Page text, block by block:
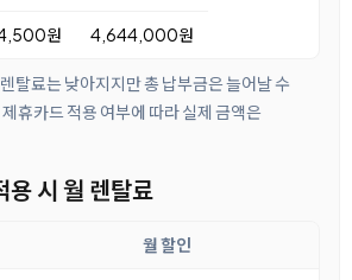
원 4,644,000원
탈료는 낮아지지만 총 납부금은 늘어날 수
휴카드 적용 여부에 따라 실제 금액은
용 시 월 렌탈료
월 할인